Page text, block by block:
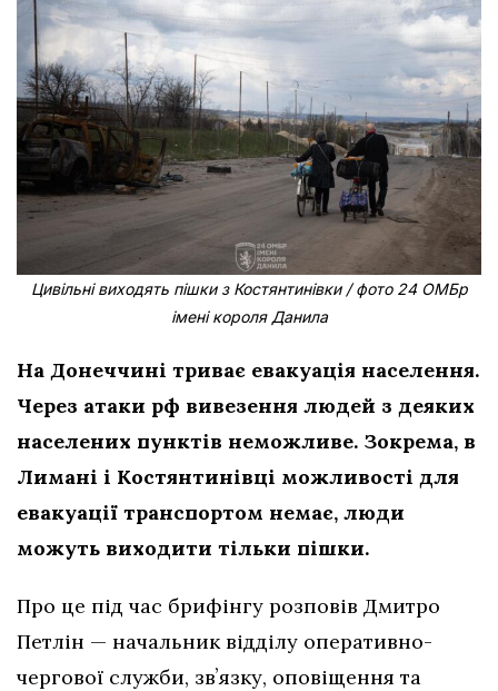
Цивільні виходять пішки з Костянтинівки / фото 24 ОМБр
імені короля Данила
На Донеччині триває евакуація населення.
Через атаки рф вивезення людей з деяких
населених пунктів неможливе. Зокрема, в
Лимані і Костянтинівці можливості для
евакуації транспортом немає, люди
можуть виходити тільки пішки.
Про це під час брифінгу розповів Дмитро
Петлін — начальник відділу оперативно-
чергової служби, звʼязку, оповіщення та